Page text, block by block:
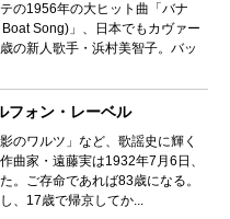
の1956年の大ヒット曲「バナ
Song)」、日本でもカヴァー
の新人歌手・浜村美智子。バッ
フォン・レーベル
のワルツ」など、歌謡史に輝く
曲家・遠藤実は1932年7月6日、
。ご存命であれば83歳になる。
、17歳で帰京してか...